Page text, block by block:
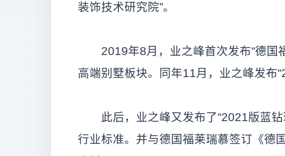
装饰技术研究院”。
2019年8月，业之峰首次发布“德国
高端别墅板块。同年11月，业之峰发布
此后，业之峰又发布了“2021版蓝钻
行业标准。并与德国福莱瑞慕签订《德